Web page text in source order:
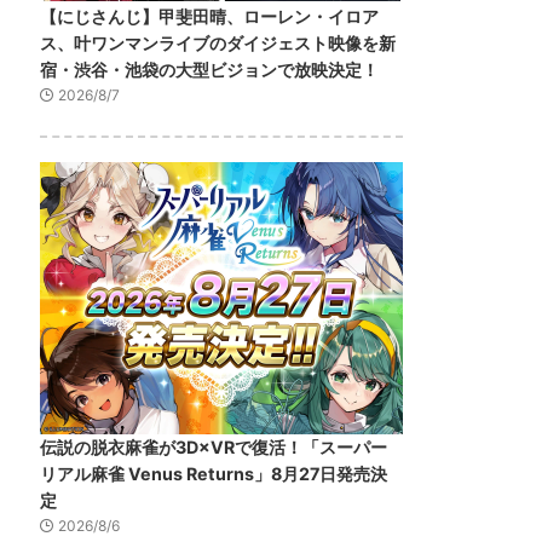
【にじさんじ】甲斐田晴、ローレン・イロア
ス、叶ワンマンライブのダイジェスト映像を新
宿・渋谷・池袋の大型ビジョンで放映決定！
2026/8/7
伝説の脱衣麻雀が3D×VRで復活！「スーパー
リアル麻雀 Venus Returns」8月27日発売決
定
2026/8/6